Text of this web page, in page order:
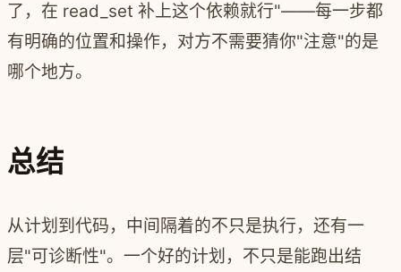
了，在 read_set 补上这个依赖就行"——每一步都
有明确的位置和操作，对方不需要猜你"注意"的是
哪个地方。
总结
从计划到代码，中间隔着的不只是执行，还有一
层"可诊断性"。一个好的计划，不只是能跑出结